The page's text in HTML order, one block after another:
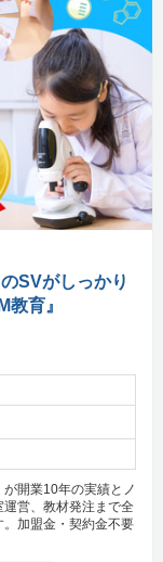
SVがしっかり
育』
開業10年の実績とノ
営、教材発注まで全
加盟金・契約金不要